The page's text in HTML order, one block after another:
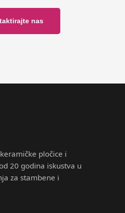
nas
pločice i
20 godina iskustva u
za stambene i